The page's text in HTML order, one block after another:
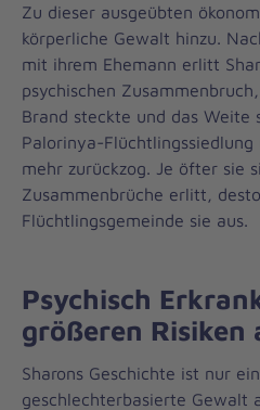
Zu dieser ausgeübten
körperliche Gewalt hinzu.
mit ihrem Ehemann erlitt
psychischen
Brand steckte und das Weite
Palorinya-
mehr zurückzog. Je öfter sie
Zusammenbrüche erlitt,
Flüchtlingsgemeinde sie aus.
Psychisch
größeren Risiken
Sharons Geschichte ist nur
geschlechterbasierte Gewalt